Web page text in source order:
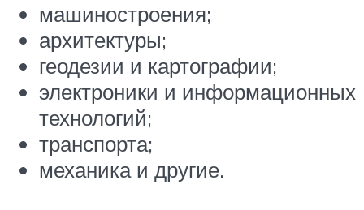
машиностроения;
архитектуры;
геодезии и картографии;
электроники и информационных
технологий;
транспорта;
механика и другие.